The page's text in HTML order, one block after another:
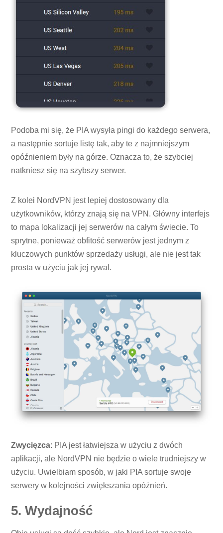
Podoba mi się, że PIA wysyła pingi do każdego serwera,
a następnie sortuje listę tak, aby te z najmniejszym
opóźnieniem były na górze. Oznacza to, że szybciej
natkniesz się na szybszy serwer.
Z kolei NordVPN jest lepiej dostosowany dla
użytkowników, którzy znają się na VPN. Główny interfejs
to mapa lokalizacji jej serwerów na całym świecie. To
sprytne, ponieważ obfitość serwerów jest jednym z
kluczowych punktów sprzedaży usługi, ale nie jest tak
prosta w użyciu jak jej rywal.
Zwycięzca: PIA jest łatwiejsza w użyciu z dwóch
aplikacji, ale NordVPN nie będzie o wiele trudniejszy w
użyciu. Uwielbiam sposób, w jaki PIA sortuje swoje
serwery w kolejności zwiększania opóźnień.
5. Wydajność